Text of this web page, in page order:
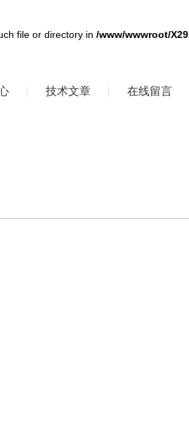
file or directory in /www/wwwroot/
技术文章 在线留言